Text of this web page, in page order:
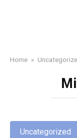
Home »
Uncategorized